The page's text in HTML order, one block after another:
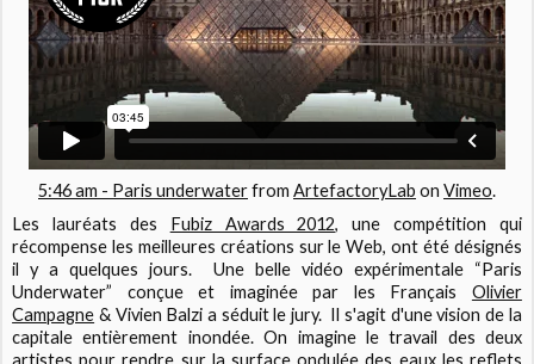
5:46 am - Paris underwaterfrom ArtefactoryLab on Vimeo.
Les lauréats des Fubiz Awards 2012, une compétition qui
récompense les meilleures créations sur le Web, ont été désignés
il y a quelques jours. Une belle vidéo expérimentale “Paris
Underwater” conçue et imaginée par les Français Olivier
Campagne & Vivien Balzi a séduit le jury. Il s'agit d'une vision de la
capitale entièrement inondée. On imagine le travail des deux
artistes pour rendre sur la surface ondulée des eaux les reflets